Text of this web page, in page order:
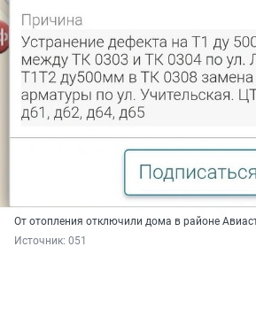
От отопления отключили дома в районе
Источник: 051